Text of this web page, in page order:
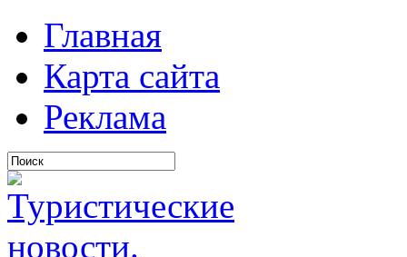
Главная
Карта сайта
Реклама